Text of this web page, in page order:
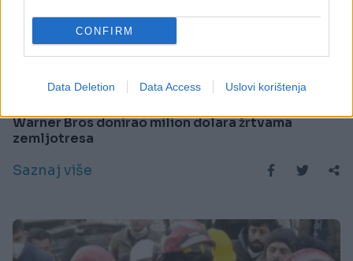
CONFIRM
Data Deletion Data Access Uslovi korištenja
AKTUELNO
Warner Bros donirao milion dolara žrtvama
zemljotresa
Saznaj više